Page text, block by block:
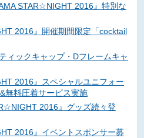
STAR☆NIGHT 2016』特別な
2016』開催期間限定「cocktail
ィックキャップ・Dフレームキャ
2016』スペシャルユニフォー
無料圧着サービス実施
2016』グッズ続々登
2016』イベントスポンサー募